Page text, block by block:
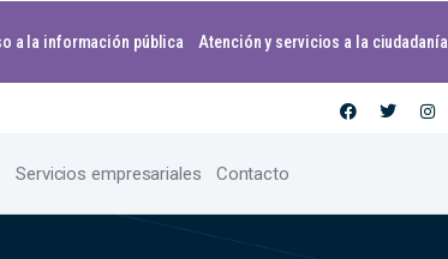
a la información pública Atención y servicios a la ciudadanía
Servicios empresariales Contacto